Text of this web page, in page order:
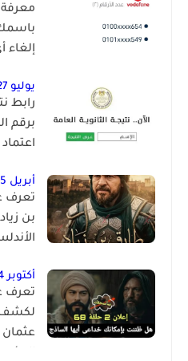
باسمك
إلغاء
يوليو 27, 2026
برقم
أبريل 25, 2026
تعرف
بن
أكتوبر 24, 2021
تعرف
لكشف